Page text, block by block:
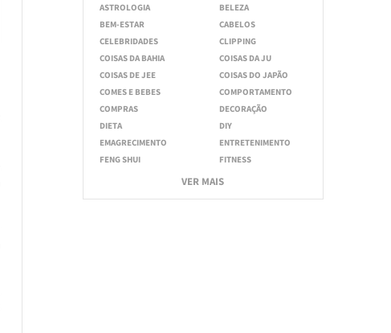
ASTROLOGIA
BELEZA
BEM-ESTAR
CABELOS
CELEBRIDADES
CLIPPING
COISAS DA BAHIA
COISAS DA JU
COISAS DE JEE
COISAS DO JAPÃO
COMES E BEBES
COMPORTAMENTO
COMPRAS
DECORAÇÃO
DIETA
DIY
EMAGRECIMENTO
ENTRETENIMENTO
FENG SHUI
FITNESS
VER MAIS